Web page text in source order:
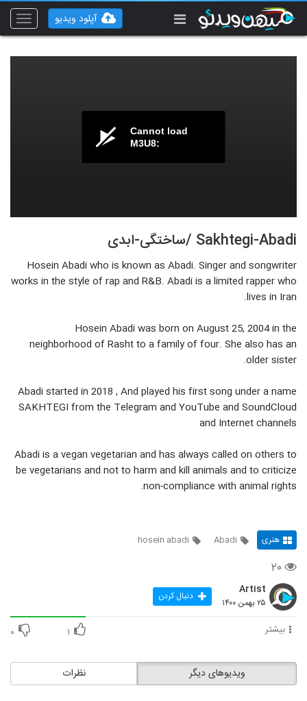
Toggle
آپلود ویدیو
Cannot load
M3U8:
Sakhtegi-Abadi /ساختگی-ابدی
Hosein Abadi who is known as Abadi. Singer and songwriter
works in the style of rap and R&B. Abadi is a limited rapper who
lives in Iran.
Hosein Abadi was born on August 25, 2004 in the
neighborhood of Rasht to a family of four. She also has an
older sister.
Abadi started in 2018 , And played his first song under a name
SAKHTEGI from the Telegram and YouTube and SoundCloud
and Internet channels
Abadi is a vegan vegetarian and has always called on others to
be vegetarians and not to harm and kill animals and to criticize
non-compliance with animal rights.
هنری Abadi
hosein abadi
۲۰
Artist
۲۵ بهمن ۱۴۰۰ دنبال کردن
بیشتر ۱ ۰
نظرات ویدیوهای دیگر